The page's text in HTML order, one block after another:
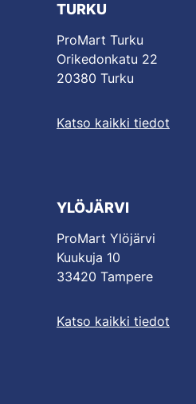
TURKU
ProMart Turku
Orikedonkatu 22
20380 Turku
Katso kaikki tiedot
YLÖJÄRVI
ProMart Ylöjärvi
Kuukuja 10
33420 Tampere
Katso kaikki tiedot